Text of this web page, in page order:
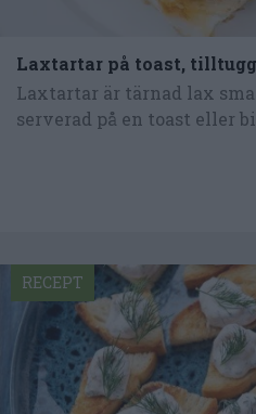
Laxtartar på toast,
Laxtartar är tärnad lax
serverad på en toast eller
RECEPT